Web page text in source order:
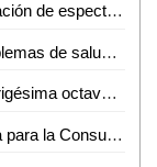
Presentan programa cultural con incorporación de espectáculos internacionales
Brigadas médicas para personas con problemas de salud llevarán a Tanlajás
Trascender del nuevo hábitat" lema de la trigésima octava Semana del Hábitat de la UASLP
Aprueban la publicación de la convocatoria para la Consulta Ciudadana para Personas con Discapacidad